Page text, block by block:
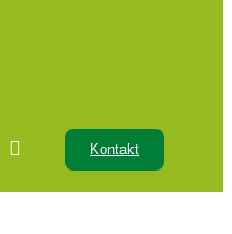
Kontakt